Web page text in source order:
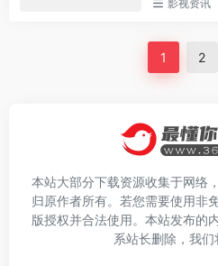
影视资讯
1 2
本站大部分下载资源收集于网络
归原作者所有。若您需要使用非
版授权并合法使用。本站发布的
系站长删除，我们